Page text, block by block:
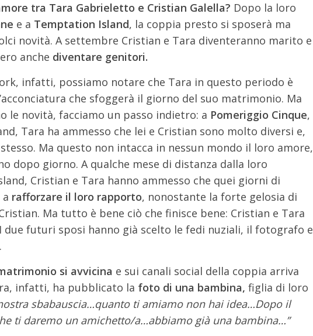
tra Tara Gabrieletto e Cristian Galella? Dopo la loro
e a Temptation Island, la coppia presto si sposerà ma
novità. A settembre Cristian e Tara diventeranno marito e
anche diventare genitori.
infatti, possiamo notare che Tara in questo periodo è
che sfoggerà il giorno del suo matrimonio. Ma
le novità, facciamo un passo indietro: a Pomeriggio Cinque,
Tara ha ammesso che lei e Cristian sono molto diversi e,
Ma questo non intacca in nessun mondo il loro amore,
dopo giorno. A qualche mese di distanza dalla loro
Cristian e Tara hanno ammesso che quei giorni di
rafforzare il loro rapporto, nonostante la forte gelosia di
Ma tutto è bene ciò che finisce bene: Cristian e Tara
I due futuri sposi hanno già scelto le fedi nuziali, il fotografo e
si avvicina e sui canali social della coppia arriva
infatti, ha pubblicato la foto di una bambina, figlia di loro
sbabauscia…quanto ti amiamo non hai idea…Dopo il
ti daremo un amichetto/a…abbiamo già una bambina…”